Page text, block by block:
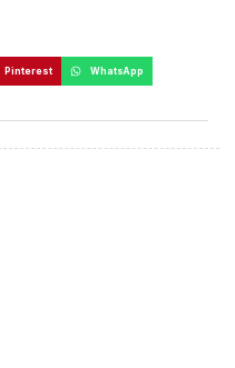
Pinterest WhatsApp